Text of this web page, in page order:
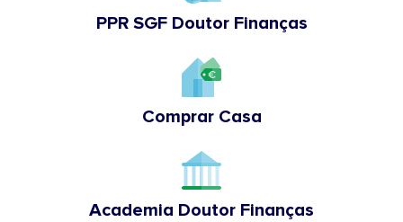
PPR SGF Doutor Finanças
Comprar Casa
Academia Doutor Finanças